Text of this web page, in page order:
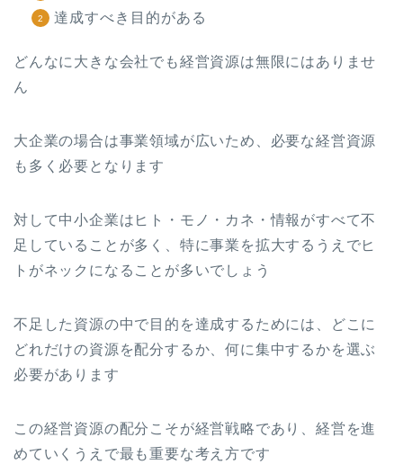
達成すべき目的がある
どんなに大きな会社でも経営資源は無限にはありませ
ん
大企業の場合は事業領域が広いため、必要な経営資源
も多く必要となります
対して中小企業はヒト・モノ・カネ・情報がすべて不
足していることが多く、特に事業を拡大するうえでヒ
トがネックになることが多いでしょう
不足した資源の中で目的を達成するためには、どこに
どれだけの資源を配分するか、何に集中するかを選ぶ
必要があります
この経営資源の配分こそが経営戦略であり、経営を進
めていくうえで最も重要な考え方です